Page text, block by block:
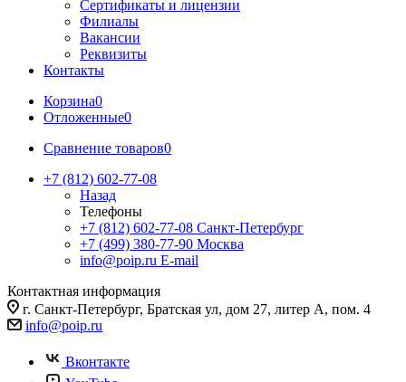
Сертификаты и лицензии
Филиалы
Вакансии
Реквизиты
Контакты
Корзина0
Отложенные0
Сравнение товаров0
+7 (812) 602-77-08
Назад
Телефоны
+7 (812) 602-77-08 Санкт-Петербург
+7 (499) 380-77-90 Москва
info@poip.ru E-mail
Контактная информация
г. Санкт-Петербург, Братская ул, дом 27, литер А, пом. 4
info@poip.ru
Вконтакте